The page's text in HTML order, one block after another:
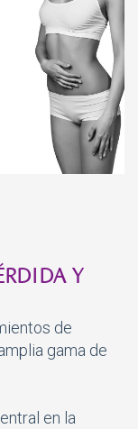
Y
de
gama de
en la